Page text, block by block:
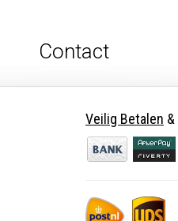
Contact
Veilig Betalen &